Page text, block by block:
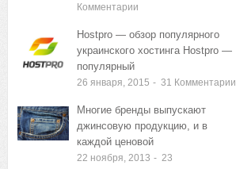
Комментарии
Hostpro — обзор популярного
украинского хостинга Hostpro —
популярный
26 января, 2015 - 31 Комментарии
Многие бренды выпускают
джинсовую продукцию, и в
каждой ценовой
22 ноября, 2013 - 23